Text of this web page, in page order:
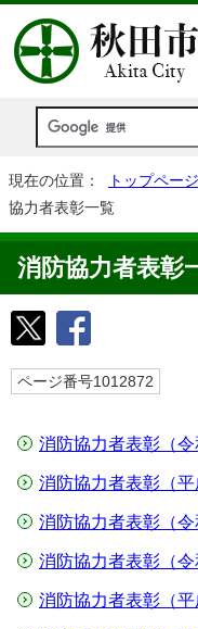
現在の位置： トップページ
協力者表彰一覧
消防協力者表彰
ページ番号1012872
消防協力者表彰（令
消防協力者表彰（平
消防協力者表彰（令
消防協力者表彰（令
消防協力者表彰（平